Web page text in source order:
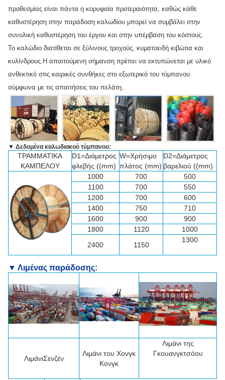
προθεσμίας είναι πάντα η κορυφαία προτεραιότητα, καθώς κάθε
καθυστέρηση στην παράδοση καλωδίου μπορεί να συμβάλει στην
συνολική καθυστέρηση του έργου και στην υπέρβαση του κόστους.
Το καλώδιο διατίθεται σε ξύλινους τροχούς, κυματοειδή κιβώτια και
κυλίνδρους.Η απαιτούμενη σήμανση πρέπει να εκτυπώνεται με υλικό
ανθεκτικό στις καιρικές συνθήκες στο εξωτερικό του τύμπανου
σύμφωνα με τις απαιτήσεις του πελάτη..
▼ Δεδομένα καλωδιακού τύμπανου:
ΤΡΑΜΜΑΤΙΚΑ
ΚΑΜΠΕΛΟΥ
D1=Διάμετρος
φλεβής ((mm)
W=Χρήσιμο
πλάτος (mm)
D2=Διάμετρος
βαρελιού ((mm)
1000
700
500
1100
700
550
1200
700
600
1400
750
710
1600
900
900
1800
1120
1000
2400
1150
1300
▼ Λιμένας παράδοσης:
ΛιμάνιΣενζέν
Λιμάνι του Χονγκ
Κονγκ
Λιμάνι της
Γκουανγκτσόου